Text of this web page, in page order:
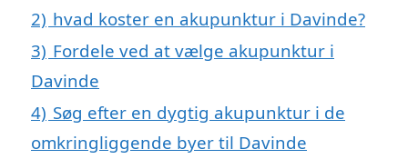
2) hvad koster en akupunktur i Davinde?
3) Fordele ved at vælge akupunktur i
Davinde
4) Søg efter en dygtig akupunktur i de
omkringliggende byer til Davinde